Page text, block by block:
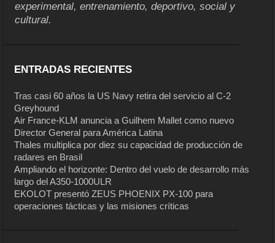
experimental, entrenamiento, deportivo, social y
cultural.
ENTRADAS RECIENTES
Tras casi 60 años la US Navy retira del servicio al C-2
Greyhound
Air France-KLM anuncia a Guilhem Mallet como nuevo
Director General para América Latina
Thales multiplica por diez su capacidad de producción de
radares en Brasil
Ampliando el horizonte: Dentro del vuelo de desarrollo más
largo del A350-1000ULR
EKOLOT presentó ZEUS PHOENIX PX-100 para
operaciones tácticas y las misiones críticas